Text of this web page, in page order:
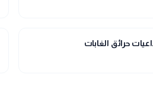
حرائق الغابات